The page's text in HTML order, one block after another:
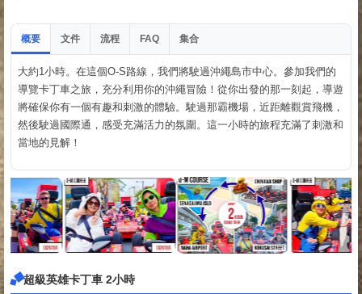
概要 文件 流程 FAQ 集合
大約1小時。在這個O-S路線，我們將駛過沖繩島市中心。參加我們的
導覽卡丁車之旅，充分利用你的沖繩冒險！從你出發的那一刻起，導遊
將確保你有一個有趣和刺激的體驗。駛過那霸機場，近距離觀賞飛機，
然後駛過國際通，感受充滿活力的氛圍。這一小時的旅程充滿了刺激和
當地的見解！
超級英雄卡丁車 2小時